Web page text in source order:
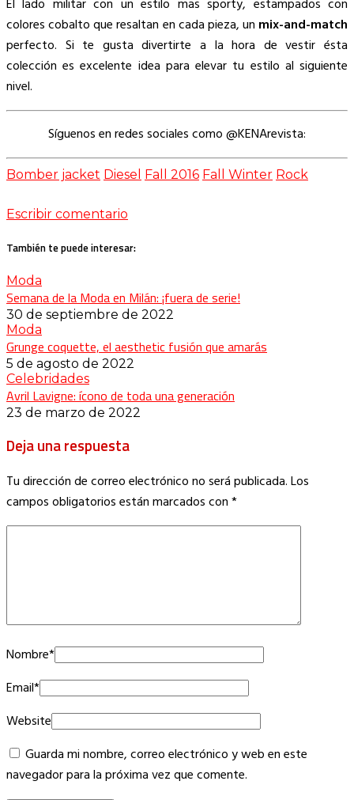
El lado militar con un estilo mas sporty, estampados con
colores cobalto que resaltan en cada pieza, un mix-and-match
perfecto. Si te gusta divertirte a la hora de vestir ésta
colección es excelente idea para elevar tu estilo al siguiente
nivel.
Síguenos en redes sociales como @KENArevista:
Bomber jacket Diesel Fall 2016 Fall Winter Rock
Escribir comentario
También te puede interesar:
Moda
Semana de la Moda en Milán: ¡fuera de serie!
30 de septiembre de 2022
Moda
Grunge coquette, el aesthetic fusión que amarás
5 de agosto de 2022
Celebridades
Avril Lavigne: ícono de toda una generación
23 de marzo de 2022
Deja una respuesta
Tu dirección de correo electrónico no será publicada.Los
campos obligatorios están marcados con*
Nombre*
Email*
Website
Guarda mi nombre, correo electrónico y web en este
navegador para la próxima vez que comente.